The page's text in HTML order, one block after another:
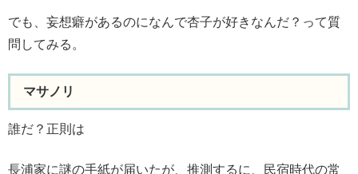
でも、妄想癖があるのになんで杏子が好きなんだ？って質
問してみる。
マサノリ
誰だ？正則は
長浦家に謎の手紙が届いたが、推測するに、民宿時代の常